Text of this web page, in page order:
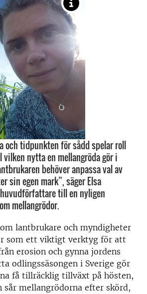
och tidpunkten för sådd spelar roll
nytta en mellangröda gör i
behöver anpassa val av
sin egen mark”, säger Elsa
till en nyligen
mellangrödor.
lantbrukare och myndigheter
som ett viktigt verktyg för att
erosion och gynna jordens
odlingssäsongen i Sverige gör
få tillräcklig tillväxt på hösten,
sår mellangrödorna efter skörd,